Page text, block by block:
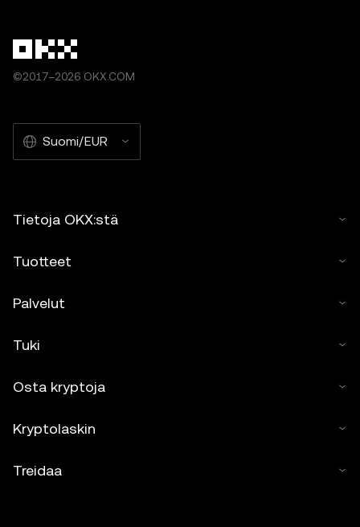
©2017–2026 OKX.COM
Suomi/EUR
Tietoja OKX:stä
Tuotteet
Palvelut
Tuki
Osta kryptoja
Kryptolaskin
Treidaa